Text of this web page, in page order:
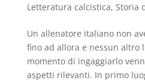
Letteratura calcistica, Storia
Un allenatore italiano non
fino ad allora e nessun altro
momento di ingaggiarlo
aspetti rilevanti. In primo